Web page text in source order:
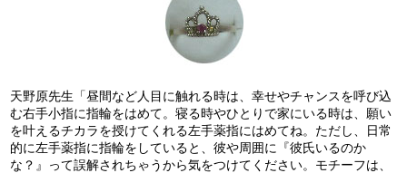
天野原先生「昼間など人目に触れる時は、幸せやチャンスを呼び込
む右手小指に指輪をはめて。寝る時やひとりで家にいる時は、願い
を叶えるチカラを授けてくれる左手薬指にはめてね。ただし、日常
的に左手薬指に指輪をしていると、彼や周囲に『彼氏いるのか
な？』って誤解されちゃうから気をつけてください。モチーフは、